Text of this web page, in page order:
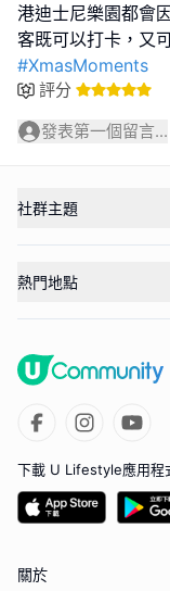
港迪士尼樂園都會
#XmasMoments
評分
發表第一個留言...
社群主題
熱門地點
下載 U Lifestyle應用程
關於